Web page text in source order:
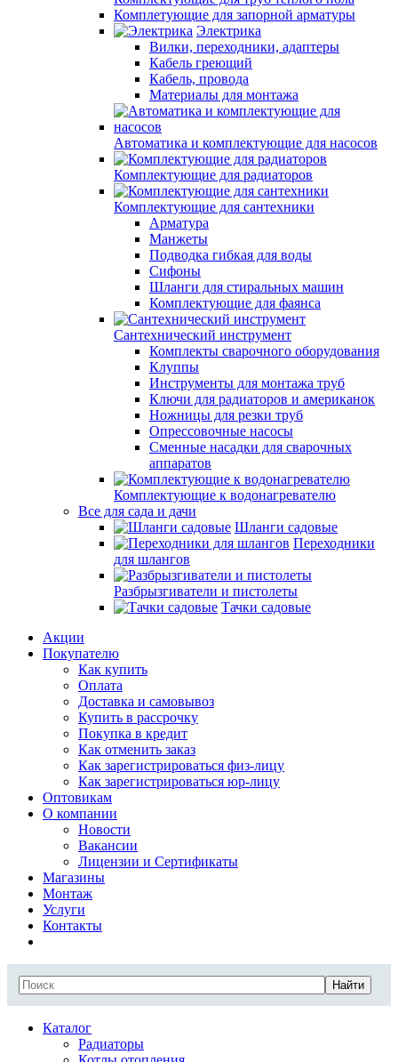
Комплетующие для запорной арматуры
Электрика
Вилки, переходники, адаптеры
Кабель греющий
Кабель, провода
Материалы для монтажа
Автоматика и комплектующие для насосов
Комплектующие для радиаторов
Комплектующие для сантехники
Арматура
Манжеты
Подводка гибкая для воды
Сифоны
Шланги для стиральных машин
Комплектующие для фаянса
Сантехнический инструмент
Комплекты сварочного оборудования
Клуппы
Инструменты для монтажа труб
Ключи для радиаторов и американок
Ножницы для резки труб
Опрессовочные насосы
Сменные насадки для сварочных
аппаратов
Комплектующие к водонагревателю
Все для сада и дачи
Шланги садовые
Переходники
для шлангов
Разбрызгиватели и пистолеты
Тачки садовые
Акции
Покупателю
Как купить
Оплата
Доставка и самовывоз
Купить в рассрочку
Покупка в кредит
Как отменить заказ
Как зарегистрироваться физ-лицу
Как зарегистрироваться юр-лицу
Оптовикам
О компании
Новости
Вакансии
Лицензии и Сертификаты
Магазины
Монтаж
Услуги
Контакты
Найти
Каталог
Радиаторы